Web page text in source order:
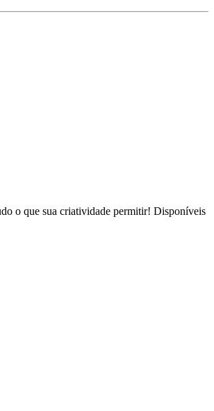
o que sua criatividade permitir! Disponíveis